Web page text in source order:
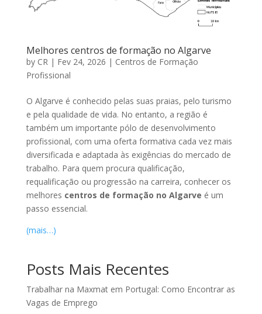
Melhores centros de formação no Algarve
by CR| Fev 24, 2026 | Centros de Formação
Profissional
O Algarve é conhecido pelas suas praias, pelo turismo
e pela qualidade de vida. No entanto, a região é
também um importante pólo de desenvolvimento
profissional, com uma oferta formativa cada vez mais
diversificada e adaptada às exigências do mercado de
trabalho. Para quem procura qualificação,
requalificação ou progressão na carreira, conhecer os
melhores centros de formação no Algarve é um
passo essencial.
(mais…)
Posts Mais Recentes
Trabalhar na Maxmat em Portugal: Como Encontrar as
Vagas de Emprego